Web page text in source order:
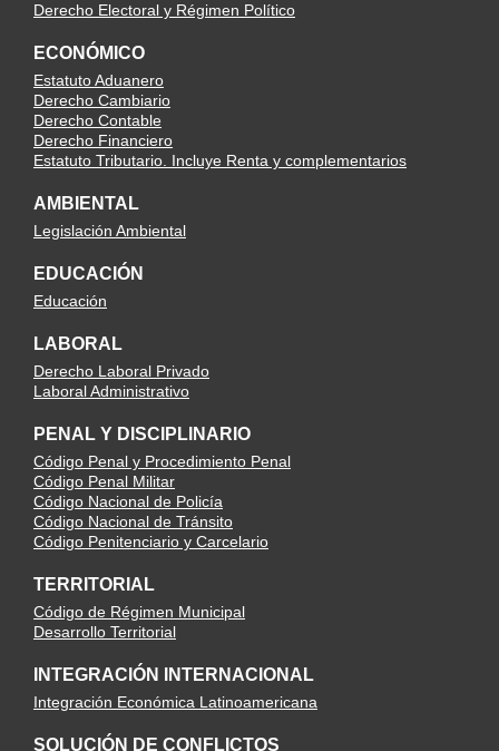
Derecho Electoral y Régimen Político
ECONÓMICO
Estatuto Aduanero
Derecho Cambiario
Derecho Contable
Derecho Financiero
Estatuto Tributario. Incluye Renta y complementarios
AMBIENTAL
Legislación Ambiental
EDUCACIÓN
Educación
LABORAL
Derecho Laboral Privado
Laboral Administrativo
PENAL Y DISCIPLINARIO
Código Penal y Procedimiento Penal
Código Penal Militar
Código Nacional de Policía
Código Nacional de Tránsito
Código Penitenciario y Carcelario
TERRITORIAL
Código de Régimen Municipal
Desarrollo Territorial
INTEGRACIÓN INTERNACIONAL
Integración Económica Latinoamericana
SOLUCIÓN DE CONFLICTOS